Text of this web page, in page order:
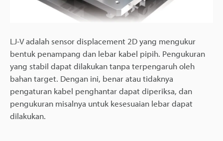
LJ-V adalah sensor displacement 2D yang mengukur
bentuk penampang dan lebar kabel pipih. Pengukuran
yang stabil dapat dilakukan tanpa terpengaruh oleh
bahan target. Dengan ini, benar atau tidaknya
pengaturan kabel penghantar dapat diperiksa, dan
pengukuran misalnya untuk kesesuaian lebar dapat
dilakukan.